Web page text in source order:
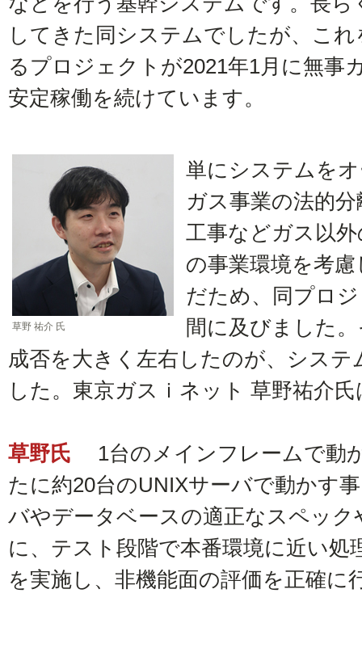
してきた同システムでしたが、こ
るプロジェクトが2021年1月に無事
安定稼働を続けています。
草野 祐介 氏
単にシステムを
ガス事業の法的
工事などガス以
の事業環境を考
だため、同プロ
間に及びました
成否を大きく左右したのが、シス
した。東京ガスｉネット 草野祐介
草野氏
1台のメインフレームで動
たに約20台のUNIXサーバで動かす
バやデータベースの適正なスペッ
に、テスト段階で本番環境に近い処
を実施し、非機能面の評価を正確に